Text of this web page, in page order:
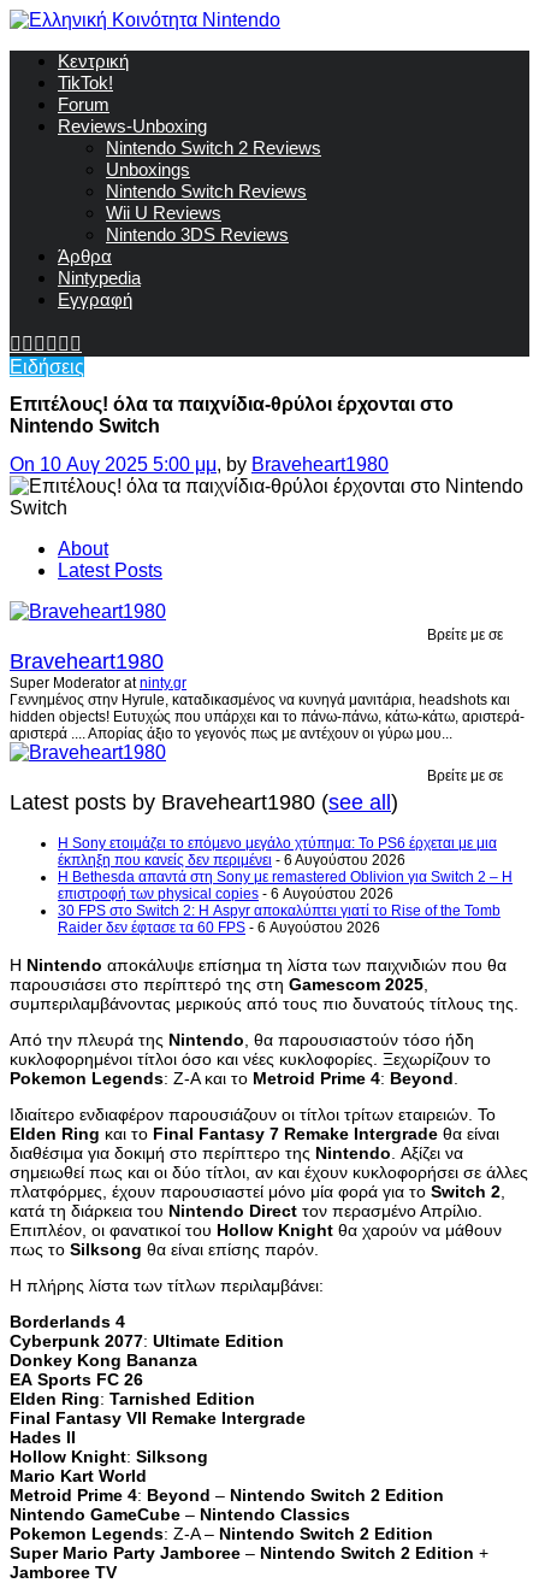
Κεντρική
TikTok!
Forum
Reviews-Unboxing
Nintendo Switch 2 Reviews
Unboxings
Nintendo Switch Reviews
Wii U Reviews
Nintendo 3DS Reviews
Άρθρα
Nintypedia
Εγγραφή
Ειδήσεις
Επιτέλους! όλα τα παιχνίδια-θρύλοι έρχονται στο
Nintendo Switch
On 10 Αυγ 2025 5:00 μμ, by Braveheart1980
About
Latest Posts
Βρείτε με σε
Braveheart1980
Super Moderator atninty.gr
Γεννημένος στην Hyrule, καταδικασμένος να κυνηγά μανιτάρια, headshots και
hidden objects! Ευτυχώς που υπάρχει και το πάνω-πάνω, κάτω-κάτω, αριστερά-
αριστερά .... Απορίας άξιο το γεγονός πως με αντέχουν οι γύρω μου...
Βρείτε με σε
Latest posts by Braveheart1980 (see all)
Η Sony ετοιμάζει το επόμενο μεγάλο χτύπημα: Το PS6 έρχεται με μια
έκπληξη που κανείς δεν περιμένει - 6 Αυγούστου 2026
Η Bethesda απαντά στη Sony με remastered Oblivion για Switch 2 – Η
επιστροφή των physical copies - 6 Αυγούστου 2026
30 FPS στο Switch 2: Η Aspyr αποκαλύπτει γιατί το Rise of the Tomb
Raider δεν έφτασε τα 60 FPS - 6 Αυγούστου 2026
Η Nintendo αποκάλυψε επίσημα τη λίστα των παιχνιδιών που θα
παρουσιάσει στο περίπτερό της στη Gamescom 2025
συμπεριλαμβάνοντας μερικούς από τους πιο δυνατούς τίτλους της.
Από την πλευρά της Nintendo , θα παρουσιαστούν τόσο ήδη
κυκλοφορημένοι τίτλοι όσο και νέες κυκλοφορίες. Ξεχωρίζουν το
Pokemon Legends: Z-A και το Metroid Prime 4: Beyond
Ιδιαίτερο ενδιαφέρον παρουσιάζουν οι τίτλοι τρίτων εταιρειών. Το
Elden Ring και το Final Fantasy 7 Remake Intergrade θα είναι
διαθέσιμα για δοκιμή στο περίπτερο της Nintendo . Αξίζει να
σημειωθεί πως και οι δύο τίτλοι, αν και έχουν κυκλοφορήσει σε άλλες
πλατφόρμες, έχουν παρουσιαστεί μόνο μία φορά για το Switch 2
κατά τη διάρκεια του Nintendo Direct τον περασμένο Απρίλιο.
Επιπλέον, οι φανατικοί του Hollow Knight θα χαρούν να μάθουν
πως το Silksong θα είναι επίσης παρόν.
Η πλήρης λίστα των τίτλων περιλαμβάνει:
Borderlands 4
Cyberpunk 2077: Ultimate Edition
Donkey Kong Bananza
EA Sports FC 26
Elden Ring: Tarnished Edition
Final Fantasy VII Remake Intergrade
Hades II
Hollow Knight: Silksong
Mario Kart World
Metroid Prime 4: Beyond – Nintendo Switch 2 Edition
Nintendo GameCube – Nintendo Classics
Pokemon Legends: Z-A – Nintendo Switch 2 Edition
Super Mario Party Jamboree – Nintendo Switch 2 Edition +
Jamboree TV